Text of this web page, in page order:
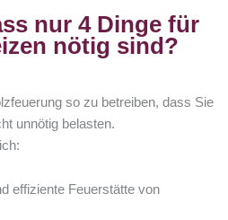
nur 4 Dinge für
nötig sind?
so zu betreiben, dass Sie
unnötig belasten.
effiziente Feuerstätte von